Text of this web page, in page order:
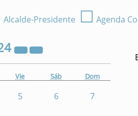
Alcalde-Presidente ☐ Agenda
Vie Sáb Dom
5 6 7